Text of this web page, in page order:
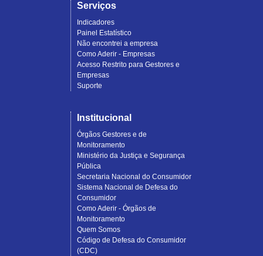
Serviços
Indicadores
Painel Estatístico
Não encontrei a empresa
Como Aderir - Empresas
Acesso Restrito para Gestores e
Empresas
Suporte
Institucional
Órgãos Gestores e de
Monitoramento
Ministério da Justiça e Segurança
Pública
Secretaria Nacional do Consumidor
Sistema Nacional de Defesa do
Consumidor
Como Aderir - Órgãos de
Monitoramento
Quem Somos
Código de Defesa do Consumidor
(CDC)